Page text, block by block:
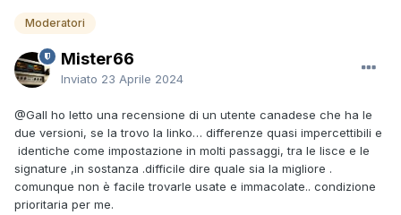
Moderatori
Mister66
Inviato 23 Aprile 2024
@Gall ho letto una recensione di un utente canadese che ha le
due versioni, se la trovo la linko… differenze quasi impercettibili e
identiche come impostazione in molti passaggi, tra le lisce e le
signature ,in sostanza .difficile dire quale sia la migliore .
comunque non è facile trovarle usate e immacolate.. condizione
prioritaria per me.